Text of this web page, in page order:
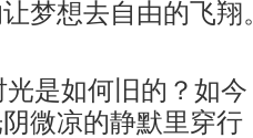
让梦想去自由的飞翔
是如何旧的？如
微凉的静默里穿